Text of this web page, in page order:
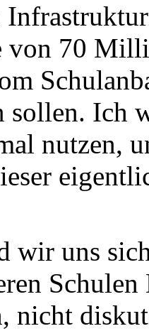
70
Ich
nutzen,
wir uns
nicht